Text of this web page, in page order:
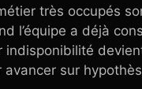
très occupés
l’équipe a déjà
indisponibilité
avancer sur